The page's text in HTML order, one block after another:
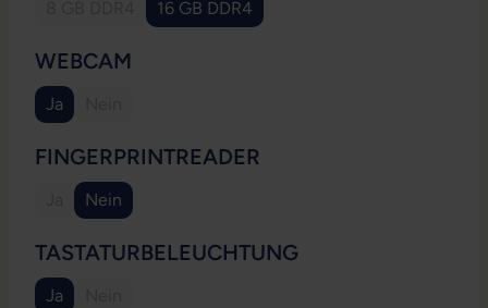
(Diese Option ist zurzeit nicht verfügbar.)
16 GB DDR4
WEBCAM
Ja
FINGERPRINTREADER
(Diese Option ist zurzeit nicht verfügbar.)
Nein
TASTATURBELEUCHTUNG
Ja